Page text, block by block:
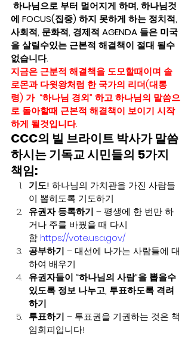
에 FOCUS(집중) 하지 못하게 하는 정치적,
사회적, 문화적, 경제적 AGENDA 들은 미국
을 살릴수있는 근본적 해결책이 절대 될수
없습니다.
지금은 근분적 해결책을 도모할때이며 솔
로몬과 다윗왕처럼 한 국가의 리더(대통
령) 가  “하나님 경외” 하고 하나님의 말씀으
로 돌아할때 근본적 해결책이 보이기 시작
하게 될것입니다.
CCC의 빌 브라이트 박사가 말씀
하시는 기독교 시민들의 5가지
책임:
기도! 하나님의 가치관을 가진 사람들
이 뽑히도록 기도하기
유권자 등록하기 – 평생에 한 번만 하
거나 주를 바꿨을 때 다시
함 https://vote.usa.gov/
공부하기 – 대선에 나가는 사람들에 대
하여 배우기
유권자들이 “하나님의 사람”을 뽑을수
있도록 정보 나누고, 투표하도록 격려
하기
투표하기 – 투표권을 기권하는 것은 책
임회피입니다!